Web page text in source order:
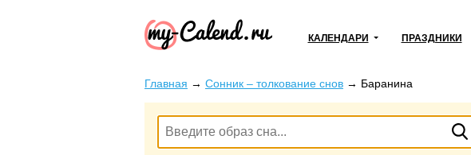
КАЛЕНДАРИ ПРАЗДНИКИ
Главная → Сонник – толкование снов → Баранина